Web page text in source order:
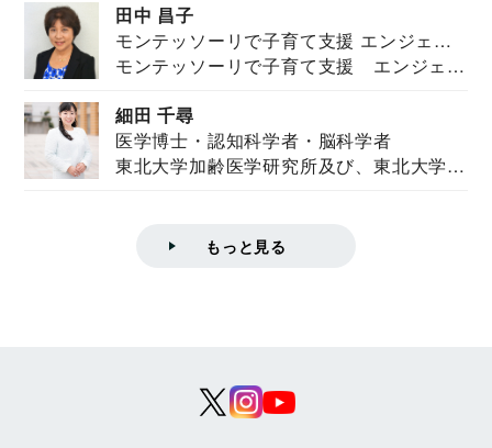
田中 昌子
モンテッソーリで子育て支援 エンジェル
ズハウス研究所所長
モンテッソーリで子育て支援 エンジェル
細田 千尋
医学博士・認知科学者・脳科学者
東北大学加齢医学研究所及び、東北大学大
もっと見る